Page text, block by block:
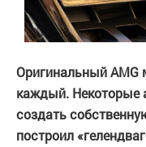
Оригинальный AMG
каждый. Некоторые
создать
построил